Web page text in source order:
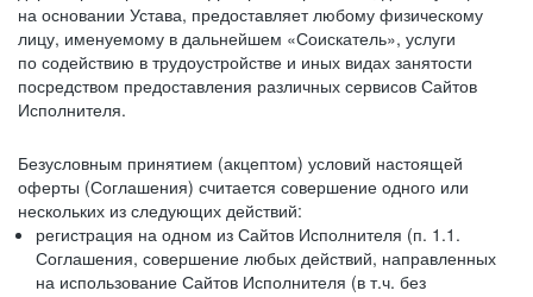
на основании Устава, предоставляет любому физическому
лицу, именуемому в дальнейшем «Соискатель», услуги
по содействию в трудоустройстве и иных видах занятости
посредством предоставления различных сервисов Сайтов
Исполнителя.
Безусловным принятием (акцептом) условий настоящей
оферты (Соглашения) считается совершение одного или
нескольких из следующих действий:
регистрация на одном из Сайтов Исполнителя (п. 1.1.
Соглашения, совершение любых действий, направленных
на использование Сайтов Исполнителя (в т.ч. без